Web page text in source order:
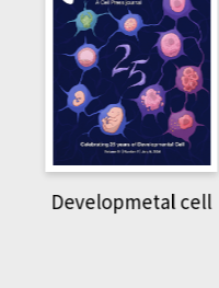
Developmetal cell